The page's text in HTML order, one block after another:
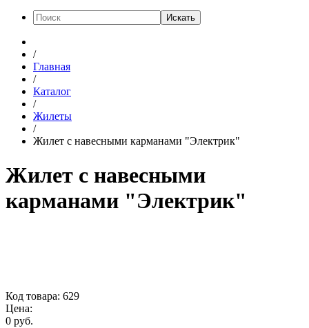
Искать
/
Главная
/
Каталог
/
Жилеты
/
Жилет с навесными карманами "Электрик"
Жилет с навесными
карманами "Электрик"
Код товара: 629
Цена:
0 руб.